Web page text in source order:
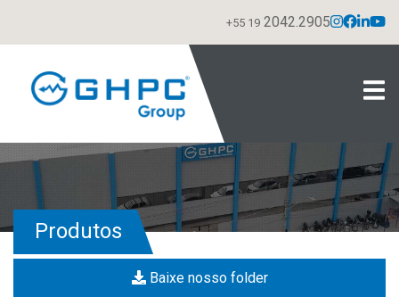
+55 19 2042.2905
Produtos
Baixe nosso folder